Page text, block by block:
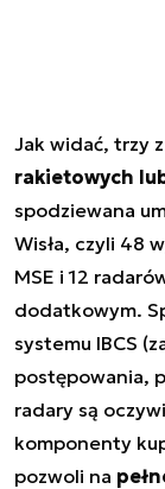
Jak widać, trzy
rakietowych
spodziewana
Wisła, czyli 48
MSE i 12
dodatkowym.
systemu IBCS
postępowania,
radary są
komponenty
pozwoli na